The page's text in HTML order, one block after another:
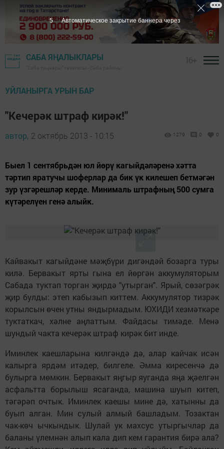
САБА ЯҢАЛЫКЛАРЫ
УЙЛАНЫРГА УРЫН БАР
"Кечерәк штраф кирәк!"
автор, 2 октябрь 2013 - 10:15 1279 0 0
Быел 1 сентябрьдән юл йөрү кагыйдәләренә хәтта
тәртип яратучы шоферлар да бик үк килешеп бетмәгән
зур үзгәрешләр керде. Минималь штрафның 500 сумга
күтәрелүен генә алыйк.
Кайвакыт кагыйдәне мәҗбүри дигәндәй бозарга туры
килә. Бервакыт ярты гына ел йөргән аккумуляторым
Сабада туктап торган җирдә "утырган". Ярый, сөзәгрәк
җир булды: этеп кабызып киттем. Аккумулятор тизрәк
корылсын өчен утны яндырмадым. ЮХИДИ хезмәткәре
туктаткач, хәлне аңлаттым. Файдасы тимәде. Менә
шундый чакта кечерәк штраф кирәк бит инде.
Иминлек каешларына килгәндә дә, алар кайчак исән
калырга ярдәм итәдер, билгеле. Әмма киресенчә дә
булырга мөмкин. Бервакыт яңгыр яуганда яңа җәелгән
асфальтта борылыш ясаганда, машина шуып китеп,
тәгәрәп очтык. Иминлек каешы мине дә, хатынны да
буып алган. Мин сулый алмый башладым. Тозактан
чак-көч ычкындык. Шулай ук махсус утыргычлар да
баланы үлемнән алып кала дип кем гарантия бирә ала?
4 Автоматическое закрытие баннера через